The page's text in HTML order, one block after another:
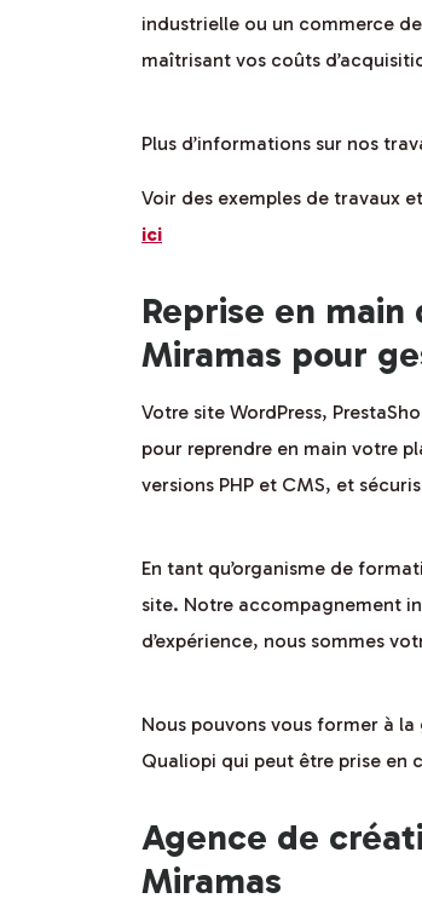
industrielle ou un commerce
maîtrisant vos coûts
Plus d’informations sur nos
Voir des exemples de travaux
ici
Reprise en
Miramas pour
Votre site WordPress,
pour reprendre en main votre
versions PHP et CMS, et
En tant qu’organisme de
site. Notre accompagnement
d’expérience, nous sommes
Nous pouvons vous former à
Qualiopi qui peut être prise en
Agence de
Miramas